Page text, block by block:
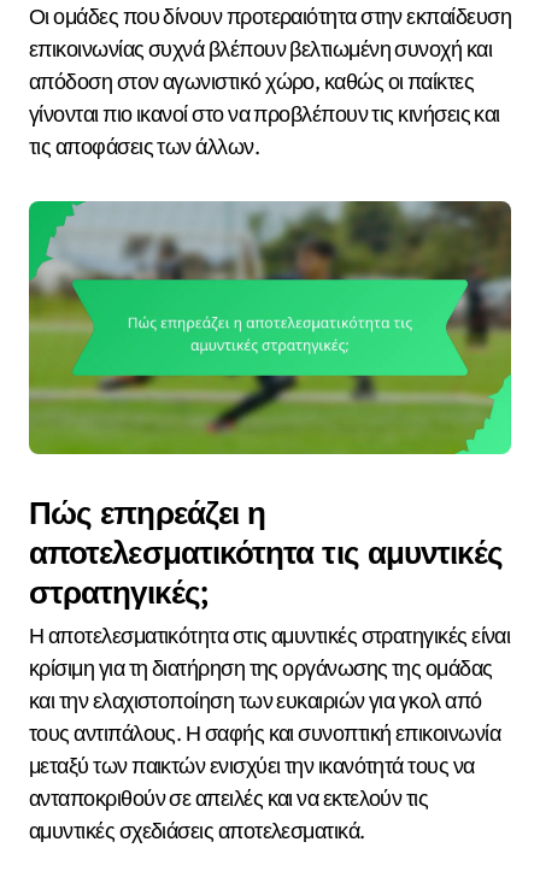
Οι ομάδες που δίνουν προτεραιότητα στην εκπαίδευση
επικοινωνίας συχνά βλέπουν βελτιωμένη συνοχή και
απόδοση στον αγωνιστικό χώρο, καθώς οι παίκτες
γίνονται πιο ικανοί στο να προβλέπουν τις κινήσεις και
τις αποφάσεις των άλλων.
Πώς επηρεάζει η
αποτελεσματικότητα τις αμυντικές
στρατηγικές;
Η αποτελεσματικότητα στις αμυντικές στρατηγικές είναι
κρίσιμη για τη διατήρηση της οργάνωσης της ομάδας
και την ελαχιστοποίηση των ευκαιριών για γκολ από
τους αντιπάλους. Η σαφής και συνοπτική επικοινωνία
μεταξύ των παικτών ενισχύει την ικανότητά τους να
ανταποκριθούν σε απειλές και να εκτελούν τις
αμυντικές σχεδιάσεις αποτελεσματικά.